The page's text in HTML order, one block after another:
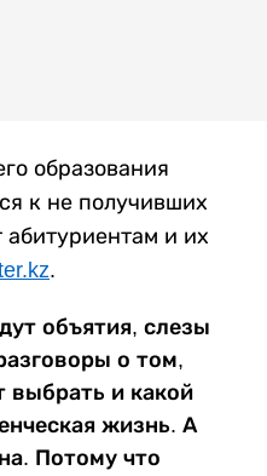
образования
к не получивших
абитуриентам и их
.
объятия, слезы
о том,
выбрать и какой
жизнь. А
Потому что